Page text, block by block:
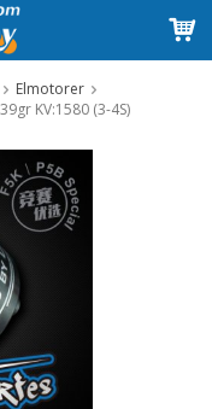
Elmotorer
KV:1580 (3-4S)